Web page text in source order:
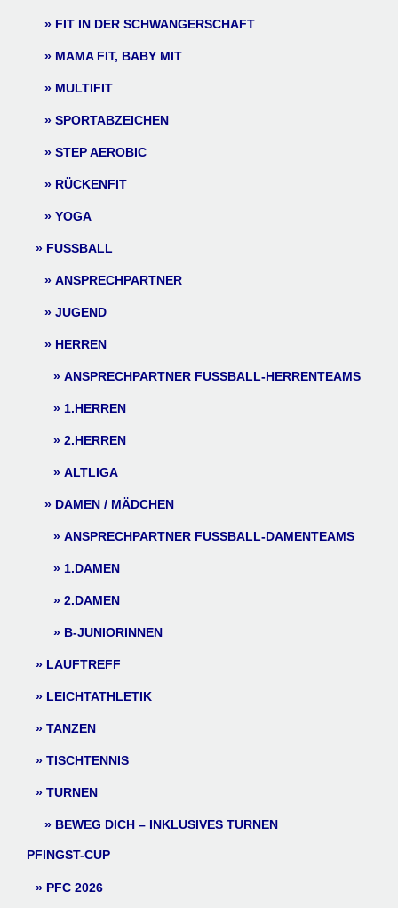
FIT IN DER SCHWANGERSCHAFT
MAMA FIT, BABY MIT
MULTIFIT
SPORTABZEICHEN
STEP AEROBIC
RÜCKENFIT
YOGA
FUSSBALL
ANSPRECHPARTNER
JUGEND
HERREN
ANSPRECHPARTNER FUSSBALL-HERRENTEAMS
1.HERREN
2.HERREN
ALTLIGA
DAMEN / MÄDCHEN
ANSPRECHPARTNER FUSSBALL-DAMENTEAMS
1.DAMEN
2.DAMEN
B-JUNIORINNEN
LAUFTREFF
LEICHTATHLETIK
TANZEN
TISCHTENNIS
TURNEN
BEWEG DICH – INKLUSIVES TURNEN
PFINGST-CUP
PFC 2026